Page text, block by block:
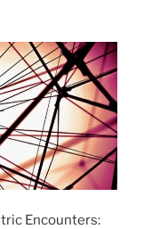
Encounters: